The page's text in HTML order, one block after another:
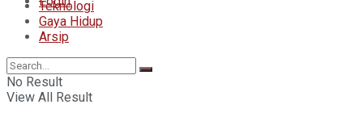
Teknologi
Gaya Hidup
Arsip
No Result
View All Result